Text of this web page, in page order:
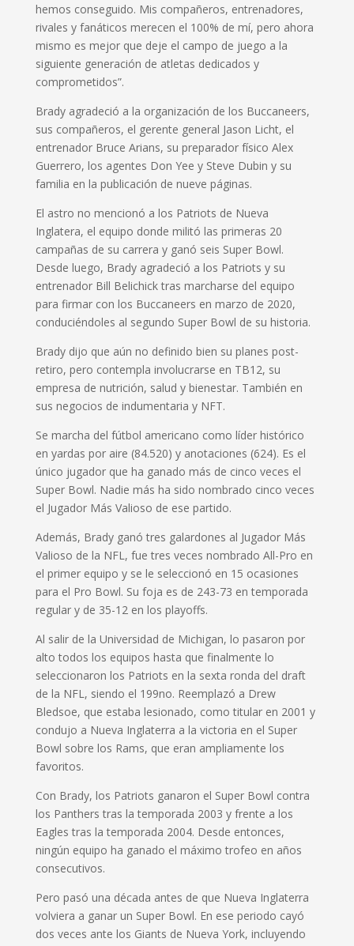
hemos conseguido. Mis compañeros, entrenadores,
rivales y fanáticos merecen el 100% de mí, pero ahora
mismo es mejor que deje el campo de juego a la
siguiente generación de atletas dedicados y
comprometidos”.
Brady agradeció a la organización de los Buccaneers,
sus compañeros, el gerente general Jason Licht, el
entrenador Bruce Arians, su preparador físico Alex
Guerrero, los agentes Don Yee y Steve Dubin y su
familia en la publicación de nueve páginas.
El astro no mencionó a los Patriots de Nueva
Inglatera, el equipo donde militó las primeras 20
campañas de su carrera y ganó seis Super Bowl.
Desde luego, Brady agradeció a los Patriots y su
entrenador Bill Belichick tras marcharse del equipo
para firmar con los Buccaneers en marzo de 2020,
conduciéndoles al segundo Super Bowl de su historia.
Brady dijo que aún no definido bien su planes post-
retiro, pero contempla involucrarse en TB12, su
empresa de nutrición, salud y bienestar. También en
sus negocios de indumentaria y NFT.
Se marcha del fútbol americano como líder histórico
en yardas por aire (84.520) y anotaciones (624). Es el
único jugador que ha ganado más de cinco veces el
Super Bowl. Nadie más ha sido nombrado cinco veces
el Jugador Más Valioso de ese partido.
Además, Brady ganó tres galardones al Jugador Más
Valioso de la NFL, fue tres veces nombrado All-Pro en
el primer equipo y se le seleccionó en 15 ocasiones
para el Pro Bowl. Su foja es de 243-73 en temporada
regular y de 35-12 en los playoffs.
Al salir de la Universidad de Michigan, lo pasaron por
alto todos los equipos hasta que finalmente lo
seleccionaron los Patriots en la sexta ronda del draft
de la NFL, siendo el 199no. Reemplazó a Drew
Bledsoe, que estaba lesionado, como titular en 2001 y
condujo a Nueva Inglaterra a la victoria en el Super
Bowl sobre los Rams, que eran ampliamente los
favoritos.
Con Brady, los Patriots ganaron el Super Bowl contra
los Panthers tras la temporada 2003 y frente a los
Eagles tras la temporada 2004. Desde entonces,
ningún equipo ha ganado el máximo trofeo en años
consecutivos.
Pero pasó una década antes de que Nueva Inglaterra
volviera a ganar un Super Bowl. En ese periodo cayó
dos veces ante los Giants de Nueva York, incluyendo